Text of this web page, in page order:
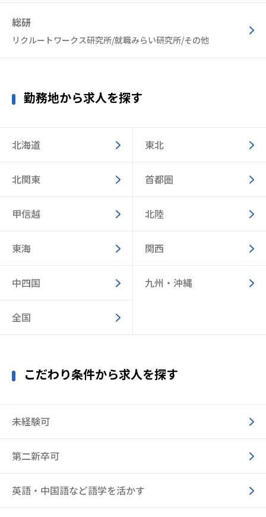
総研
リクルートワークス研究所/就職みらい研究所/その他
勤務地から求人を探す
北海道 東北
北関東 首都圏
甲信越 北陸
東海 関西
中四国 九州・沖縄
全国
こだわり条件から求人を探す
未経験可
第二新卒可
英語・中国語など語学を活かす